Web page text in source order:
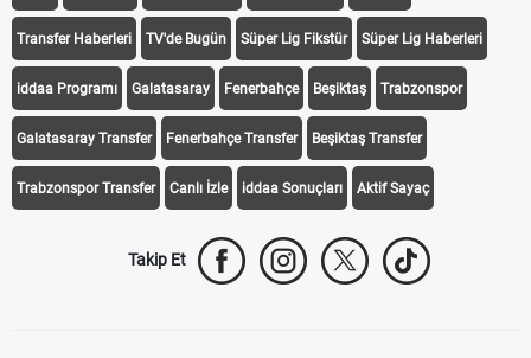
Transfer Haberleri TV'de Bugün Süper Lig Fikstür Süper Lig Haberleri
iddaa Programı Galatasaray Fenerbahçe Beşiktaş Trabzonspor
Galatasaray Transfer Fenerbahçe Transfer Beşiktaş Transfer
Trabzonspor Transfer Canlı İzle iddaa Sonuçları Aktif Sayaç
Takip Et